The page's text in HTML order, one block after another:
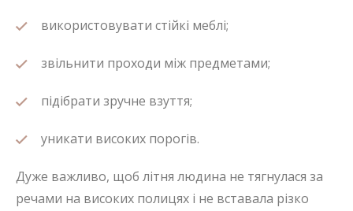
використовувати стійкі меблі;
звільнити проходи між предметами;
підібрати зручне взуття;
уникати високих порогів.
Дуже важливо, щоб літня людина не тягнулася за
речами на високих полицях і не вставала різко